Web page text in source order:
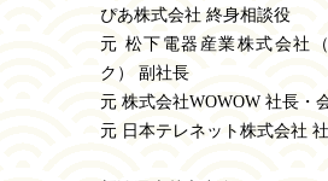
ぴあ株式会社 終身相談役
元 松下電器産業株式会社
ク） 副社長
元 株式会社WOWOW 社長・
元 日本テレネット株式会社